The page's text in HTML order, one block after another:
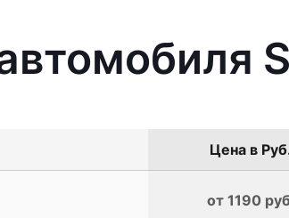
Цена в
от 1190